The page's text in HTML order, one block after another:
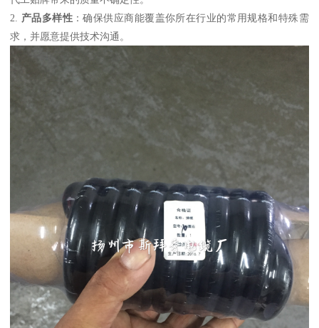
2. 产品多样性 ：确保供应商能覆盖你所在行业的常用规格和特殊需
求，并愿意提供技术沟通。